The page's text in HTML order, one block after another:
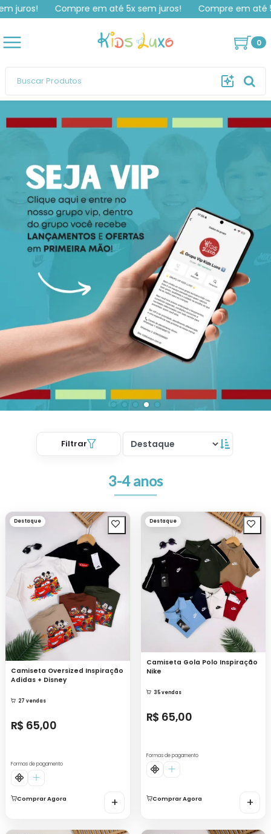
Compre em até 5x sem juros! Compre em até 5x
0
Filtrar
3-4 anos
Destaque
Camiseta Oversized Inspiração
Adidas + Disney
27 vendas
R$ 65,00
Formas de pagamento
Comprar Agora +
Destaque
Camiseta Gola Polo Inspiração
Nike
35 vendas
R$ 65,00
Formas de pagamento
Comprar Agora +
RutileiacomprouBermuda Tactel Inspiração
Boss.
Compra verificada Pedido de R$ 280,00